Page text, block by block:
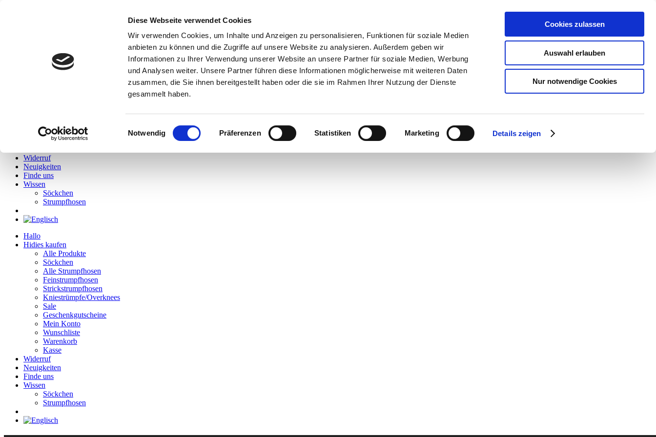
Diese Webseite verwendet Cookies
Wir verwenden Cookies, um Inhalte und Anzeigen zu personalisieren, Funktionen für soziale Medien
anbieten zu können und die Zugriffe auf unsere Website zu analysieren. Außerdem geben wir
Informationen zu Ihrer Verwendung unserer Website an unsere Partner für soziale Medien, Werbung
und Analysen weiter. Unsere Partner führen diese Informationen möglicherweise mit weiteren Daten
zusammen, die Sie ihnen bereitgestellt haben oder die sie im Rahmen Ihrer Nutzung der Dienste
gesammelt haben.
Einwilligungsauswahl
Notwendig Präferenzen Statistiken Marketing Details zeigen
Cookies zulassen
Auswahl erlauben
Nur notwendige Cookies
Alle Produkte
Söckchen
Alle Strumpfhosen
Wunschliste
Warenkorb
Widerruf
Neuigkeiten
Finde uns
Wissen
Söckchen
Strumpfhosen
Hallo
Hidies kaufen
Alle Produkte
Söckchen
Alle Strumpfhosen
Feinstrumpfhosen
Strickstrumpfhosen
Kniestrümpfe/Overknees
Sale
Geschenkgutscheine
Mein Konto
Wunschliste
Warenkorb
Kasse
Widerruf
Neuigkeiten
Finde uns
Wissen
Söckchen
Strumpfhosen